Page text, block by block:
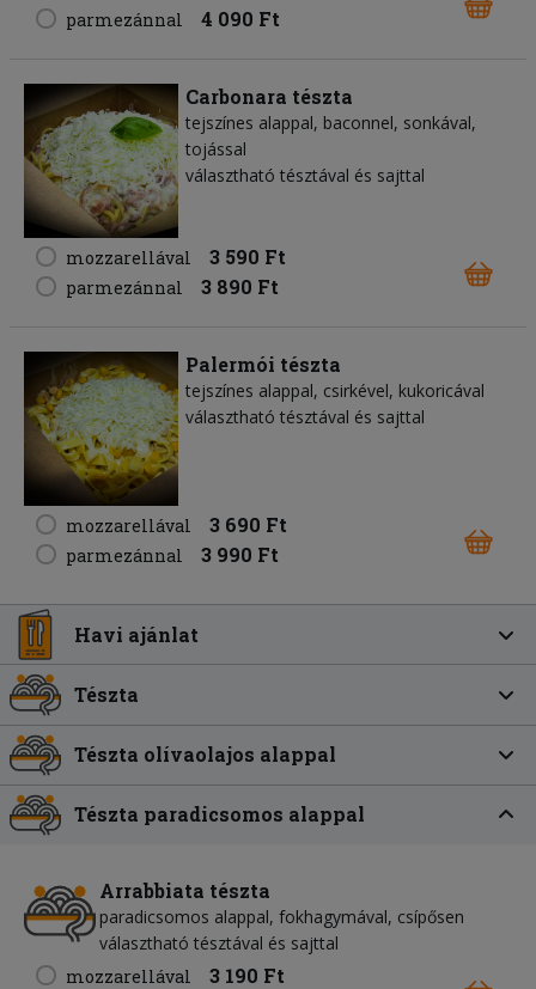
parmezánnal 4 090 Ft
Carbonara tészta
tejszínes alappal, baconnel, sonkával,
tojással
választható tésztával és sajttal
mozzarellával 3 590 Ft
parmezánnal 3 890 Ft
Palermói tészta
tejszínes alappal, csirkével, kukoricával
választható tésztával és sajttal
mozzarellával 3 690 Ft
parmezánnal 3 990 Ft
Havi ajánlat
Tészta
Tészta olívaolajos alappal
Tészta paradicsomos alappal
Arrabbiata tészta
paradicsomos alappal, fokhagymával, csípősen
választható tésztával és sajttal
mozzarellával
3 190 Ft